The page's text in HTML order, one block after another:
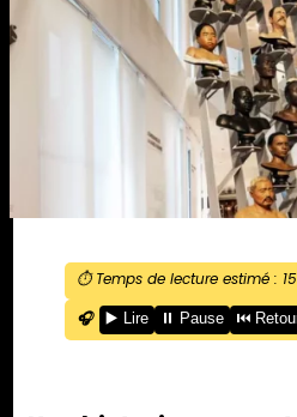
⏱️ Temps de lecture estimé : 15
🎧
▶️ Lire ⏸️ Pause ⏮️